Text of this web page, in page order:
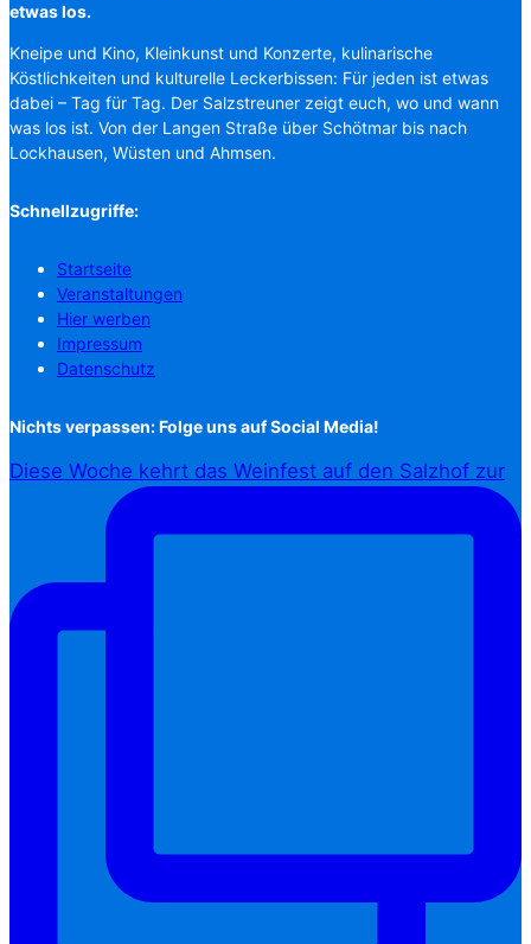
etwas los.
Kneipe und Kino, Kleinkunst und Konzerte, kulinarische
Köstlichkeiten und kulturelle Leckerbissen: Für jeden ist etwas
dabei – Tag für Tag. Der Salzstreuner zeigt euch, wo und wann
was los ist. Von der Langen Straße über Schötmar bis nach
Lockhausen, Wüsten und Ahmsen.
Schnellzugriffe:
Startseite
Veranstaltungen
Hier werben
Impressum
Datenschutz
Nichts verpassen: Folge uns auf Social Media!
Diese Woche kehrt das Weinfest auf den Salzhof zur